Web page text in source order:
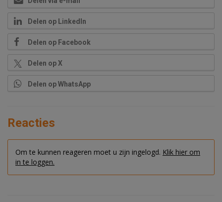
Delen op LinkedIn
Delen op Facebook
Delen op X
Delen op WhatsApp
Reacties
Om te kunnen reageren moet u zijn ingelogd. Klik hier om
in te loggen.